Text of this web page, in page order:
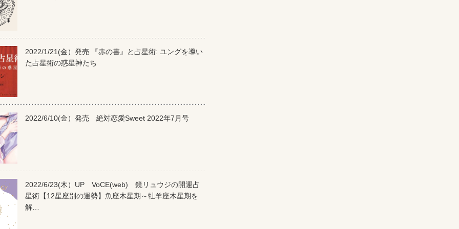
2022/1/21(金）発売 『赤の書』と占星術: ユングを導い
た占星術の惑星神たち
2022/6/10(金）発売 絶対恋愛Sweet 2022年7月号
2022/6/23(木）UP VoCE(web) 鏡リュウジの開運占
星術【12星座別の運勢】魚座木星期～牡羊座木星期を
解…